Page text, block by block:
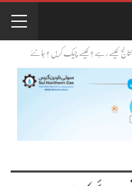
نتائج کیسے رہے ؟کیسے چیک کریں ؟ جانئے